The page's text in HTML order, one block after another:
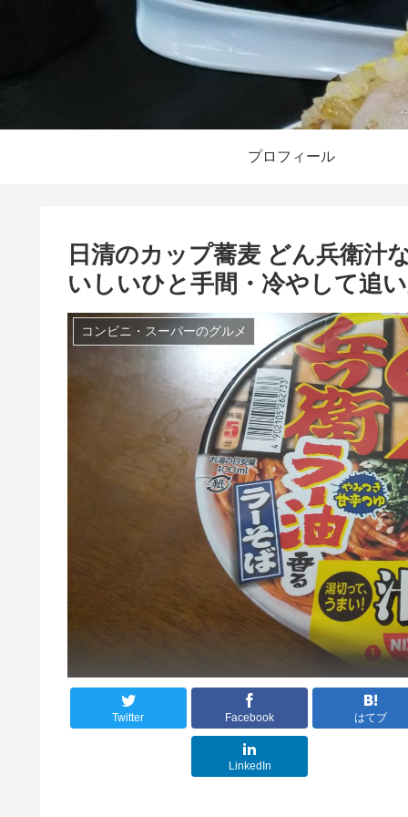
プロフィール
日清のカップ蕎麦 どん兵衛汁
いしいひと手間・冷やして追
コンビニ・スーパーのグルメ
Twitter Facebook はてブ
LinkedIn